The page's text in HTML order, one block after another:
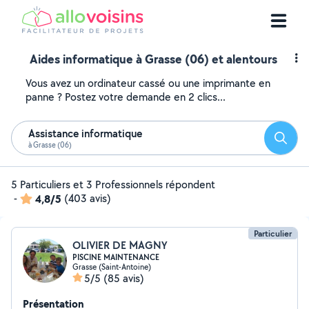
Aides informatique à Grasse (06) et alentours
Vous avez un ordinateur cassé ou une imprimante en
panne ? Postez votre demande en 2 clics...
Assistance informatique
à Grasse (06)
5 Particuliers et 3 Professionnels répondent
-
4,8/5 (403 avis)
Particulier
OLIVIER DE MAGNY
PISCINE MAINTENANCE
Grasse (Saint-Antoine)
5/5 (85 avis)
Présentation